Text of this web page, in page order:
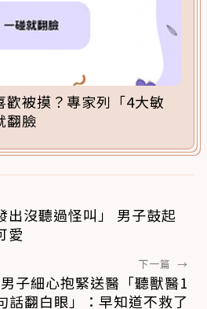
歡被摸？專家列「4大敏
翻臉
出沒聽過怪叫」 男子鼓起
愛
下一篇 →
子細心抱緊送醫「聽獸醫1
話翻白眼」：早知道不救了